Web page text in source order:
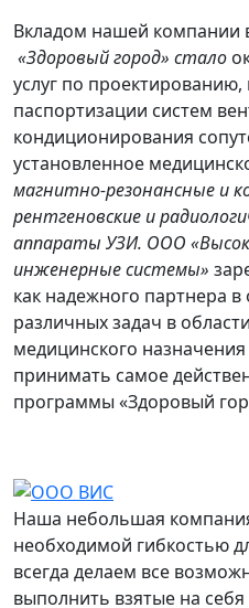
Вкладом нашей компании
«Здоровый город» стало
услуг по проектированию,
паспортизации систем
кондиционирования
установленное
магнитно-резонансные и
рентгеновские и
аппараты УЗИ. ООО
инженерные системы»
как надежного партнера
различных задач в
медицинского
принимать самое
программы «Здоровый
Наша небольшая
необходимой гибкостью
всегда делаем все
выполнить взятые на себя